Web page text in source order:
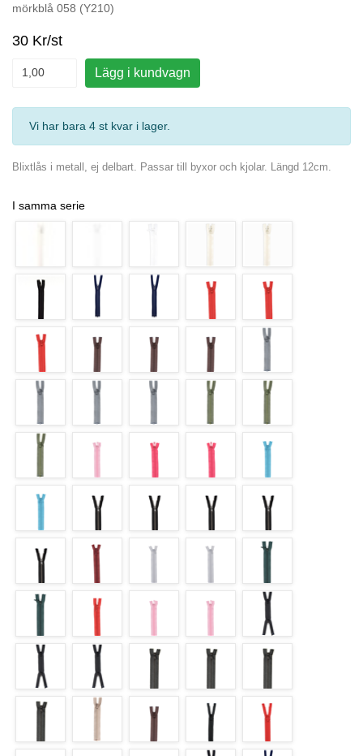
mörkblå 058 (Y210)
30 Kr/st
Lägg i kundvagn
Vi har bara 4 st kvar i lager.
Blixtlås i metall, ej delbart. Passar till byxor och kjolar. Längd 12cm.
I samma serie